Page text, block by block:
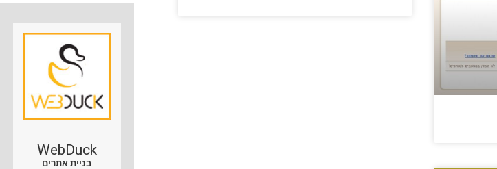
WebDuck
בניית אתרים